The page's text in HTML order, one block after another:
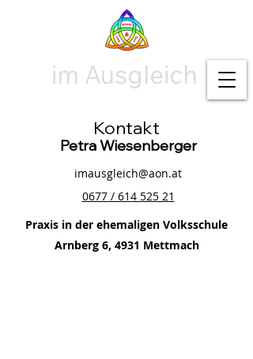
im Ausgleich
Kontakt
Petra Wiesenberger
imausgleich@aon.at
0677 / 614 525 21
Praxis in der ehemaligen Volksschule
Arnberg 6, 4931 Mettmach